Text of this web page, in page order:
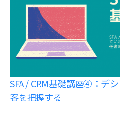
SFA / CRM基礎講座④：デ
客を把握する